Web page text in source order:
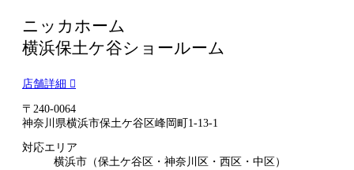
ニッカホーム
横浜保土ケ谷ショールーム
店舗詳細
〒240-0064
神奈川県横浜市保土ケ谷区峰岡町1-13-1
対応エリア
横浜市（保土ケ谷区・神奈川区・西区・中区）